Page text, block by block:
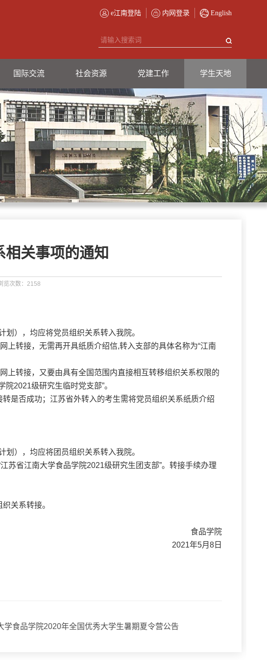
e江南登陆 内网登录 English
国际交流 社会资源 党建工作 学生天地
关事项的通知
览次数： 2158
），均应将党员组织关系转入我院。
上转接，无需再开具纸质介绍信,转入支部的具体名称为“江南
上转接，又要由具有全国范围内直接相互转移组织关系权限的
2021级研究生临时党支部”。
是否成功；江苏省外转入的考生需将党员组织关系纸质介绍
），均应将团员组织关系转入我院。
苏省江南大学食品学院2021级研究生团支部”。转接手续办理
关系转接。
食品学院
2021年5月8日
学食品学院2020年全国优秀大学生暑期夏令营公告